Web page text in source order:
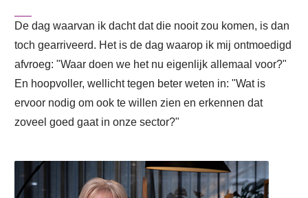
De dag waarvan ik dacht dat die nooit zou komen, is dan
toch gearriveerd. Het is de dag waarop ik mij ontmoedigd
afvroeg: "Waar doen we het nu eigenlijk allemaal voor?"
En hoopvoller, wellicht tegen beter weten in: "Wat is
ervoor nodig om ook te willen zien en erkennen dat
zoveel goed gaat in onze sector?"